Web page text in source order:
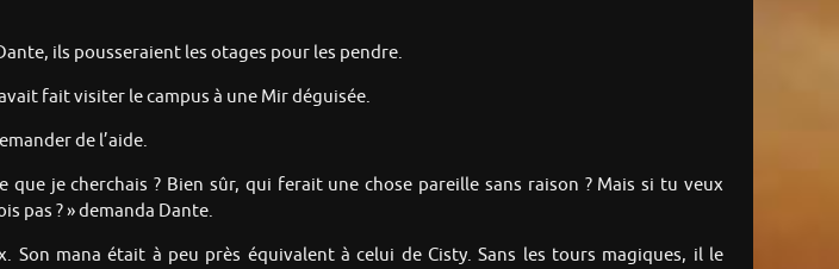
ils pousseraient les otages pour les pendre.
fait visiter le campus à une Mir déguisée.
de l’aide.
je cherchais ? Bien sûr, qui ferait une chose pareille sans raison ? Mais si tu veux
pas ? » demanda Dante.
mana était à peu près équivalent à celui de Cisty. Sans les tours magiques, il le